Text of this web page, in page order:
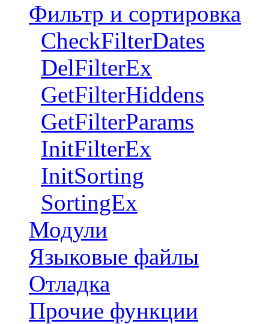
Фильтр и сортировка
CheckFilterDates
DelFilterEx
GetFilterHiddens
GetFilterParams
InitFilterEx
InitSorting
SortingEx
Модули
Языковые файлы
Отладка
Прочие функции